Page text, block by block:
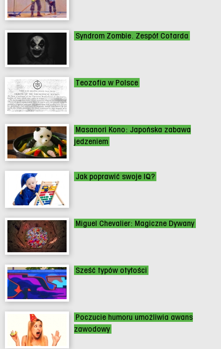
Syndrom Zombie. Zespół Cotarda
Teozofia w Polsce
Masanori Kono: Japońska zabawa
jedzeniem
Jak poprawić swoje IQ?
Miguel Chevalier: Magiczne Dywany
Sześć typów otyłości
Poczucie humoru umożliwia awans
zawodowy